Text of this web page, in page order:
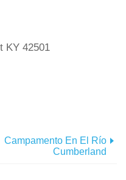
KY 42501
Campamento En El Río
Cumberland